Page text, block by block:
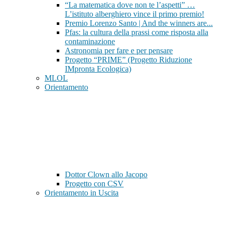
“La matematica dove non te l’aspetti” …
L’istituto alberghiero vince il primo premio!
Premio Lorenzo Santo | And the winners are...
Pfas: la cultura della prassi come risposta alla
contaminazione
Astronomia per fare e per pensare
Progetto “PRIME” (Progetto Riduzione
IMpronta Ecologica)
MLOL
Orientamento
Dottor Clown allo Jacopo
Progetto con CSV
Orientamento in Uscita